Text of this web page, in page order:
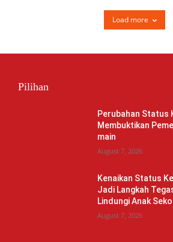
Load more
Pilihan
Perubahan Status
Membuktikan
main
August 7, 2026
Kenaikan Status
Jadi Langkah
Lindungi Anak
August 7, 2026